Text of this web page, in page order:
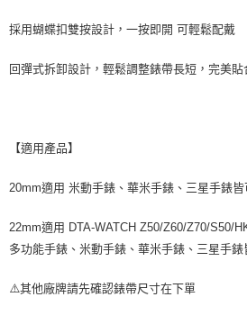
付款後萊爾富取貨
付款後7-11取貨
每筆NT$60，滿NT$800(含以上)免運費
外島宅配
每筆NT$100
採用蝴蝶扣雙按設計，一按即開 可輕鬆配戴
回彈式拆卸設計，輕鬆調整錶帶長短，完美
【適用產品】
20mm適用 米動手錶、華米手錶、三星手錶皆
22mm適用 DTA-WATCH Z50/Z60/Z70/S50/
多功能手錶、米動手錶、華米手錶、三星手錶
⚠️其他廠牌請先確認錶帶尺寸在下單